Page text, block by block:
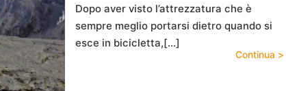
Dopo aver visto l’attrezzatura che è
sempre meglio portarsi dietro quando si
esce in bicicletta,[…]
Continua >